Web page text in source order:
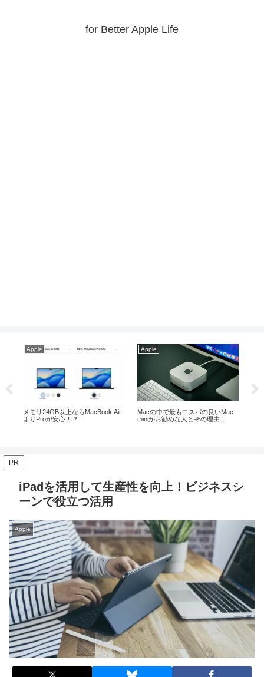
for Better Apple Life
Apple
メモリ24GB以上ならMacBook Air
よりProが安心！？
Apple
Macの中で最もコスパの良いMac
miniがお勧めな人とその理由！
PR
iPadを活用して生産性を向上！ビジネスシ
ーンで役立つ活用
Apple